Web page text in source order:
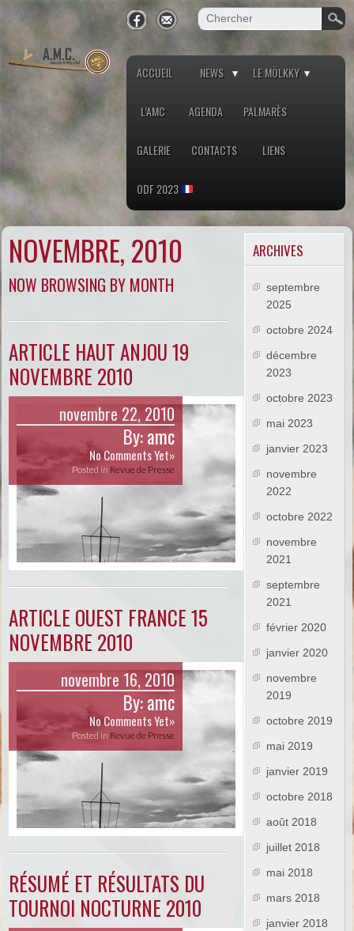
ACCUEIL NEWS LE MÖLKKY
L’AMC AGENDA PALMARÈS
GALERIE CONTACTS LIENS
ODF 2023
NOVEMBRE, 2010
NOW BROWSING BY MONTH
ARTICLE HAUT ANJOU 19
NOVEMBRE 2010
novembre 22, 2010
By:amc
No Comments Yet»
Posted in Revue de Presse
ARTICLE OUEST FRANCE 15
NOVEMBRE 2010
novembre 16, 2010
By:amc
No Comments Yet»
Posted in Revue de Presse
RÉSUMÉ ET RÉSULTATS DU
TOURNOI NOCTURNE 2010
ARCHIVES
septembre
2025
octobre 2024
décembre
2023
octobre 2023
mai 2023
janvier 2023
novembre
2022
octobre 2022
novembre
2021
septembre
2021
février 2020
janvier 2020
novembre
2019
octobre 2019
mai 2019
janvier 2019
octobre 2018
août 2018
juillet 2018
mai 2018
mars 2018
janvier 2018